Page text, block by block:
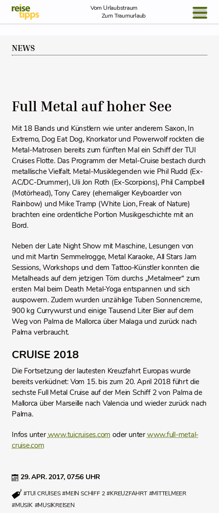
Skip to Content
Vom Urlaubstraum
Zum Traumurlaub
NEWS
29. APR. 2017, 07:56 UHR
#TUI CRUISES #MEIN SCHIFF 2 #KREUZFAHRT #MITTELMEER
#MUSIK #MUSIKREISEN
Full Metal auf hoher See
Mit 18 Bands und Künstlern wie unter anderem Saxon, In
Extremo, Dog Eat Dog, Knorkator und Powerwolf rockten die
Metal-Matrosen bereits zum fünften Mal ein Schiff der TUI
Cruises Flotte. Das Programm der Metal-Cruise bestach durch
metallische Vielfalt. Metal-Musiklegenden wie Phil Rudd (Ex-
AC/DC-Drummer), Uli Jon Roth (Ex-Scorpions), Phil Campbell
(Motörhead), Tony Carey (ehemaliger Keyboarder von
Rainbow) und Mike Tramp (White Lion, Freak of Nature)
brachten eine ordentliche Portion Musikgeschichte mit an
Bord.
Neben der Late Night Show mit Maschine, Lesungen von
und mit Martin Semmelrogge, Metal Karaoke, All Stars Jam
Sessions, Workshops und dem Tattoo-Künstler konnten die
Metalheads auf dem jetzigen Törn durchs „Metalmeer“ zum
ersten Mal beim Death Metal-Yoga entspannen und sich
auspowern. Zudem wurden unzählige Tuben Sonnencreme,
900 kg Currywurst und einige Tausend Liter Bier auf dem
Weg von Palma de Mallorca über Malaga und zurück nach
Palma verbraucht.
CRUISE 2018
Die Fortsetzung der lautesten Kreuzfahrt Europas wurde
bereits verküdnet: Vom 15. bis zum 20. April 2018 führt die
sechste Full Metal Cruise auf der Mein Schiff 2 von Palma de
Mallorca über Marseille nach Valencia und wieder zurück nach
Palma.
Infos unterwww.tuicruises.com oder unterwww.full-metal-
cruise.com